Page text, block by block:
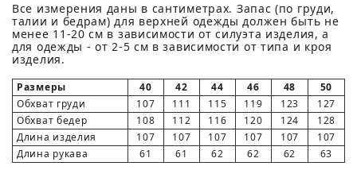
Все измерения даны в сантиметрах. Запас (по груди,
талии и бедрам) для верхней одежды должен быть не
менее 11-20 см в зависимости от силуэта изделия, а
для одежды - от 2-5 см в зависимости от типа и кроя
изделия.
Размеры 40 42 44 46 48
50
Обхват груди
107 111 115 119 123
127
Обхват бедер
108 112 116 120 124
128
Длина изделия
107 107 107 107 107
107
Длина рукава
61 61 62 62 62 63